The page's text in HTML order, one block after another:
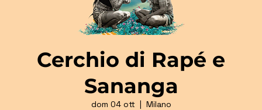
Cerchio di Rapé e
Sananga
dom 04 ott
  |
Milano